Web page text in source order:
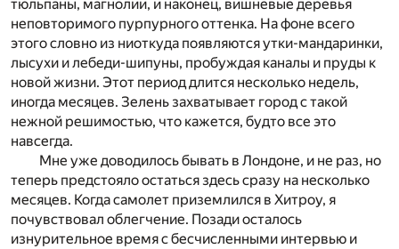
тюльпаны, магнолии, и наконец, вишневые деревья
неповторимого пурпурного оттенка. На фоне всего
этого словно из ниоткуда появляются утки-мандаринки,
лысухи и лебеди-шипуны, пробуждая каналы и пруды к
новой жизни. Этот период длится несколько недель,
иногда месяцев. Зелень захватывает город с такой
нежной решимостью, что кажется, будто все это
навсегда.
Мне уже доводилось бывать в Лондоне, и не раз, но
теперь предстояло остаться здесь сразу на несколько
месяцев. Когда самолет приземлился в Хитроу, я
почувствовал облегчение. Позади осталось
изнурительное время с бесчисленными интервью и